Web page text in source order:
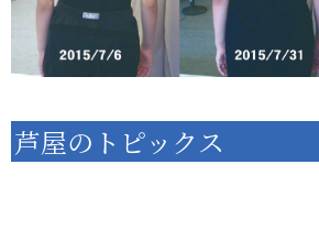
芦屋のトピックス